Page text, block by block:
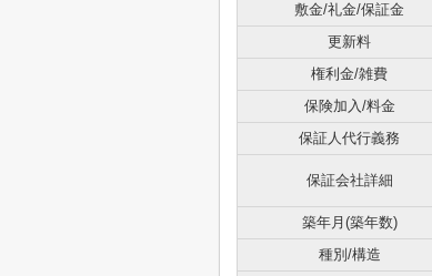
敷金/礼金/保証金
更新料
権利金/雑費
保険加入/料金
保証人代行義務
保証会社詳細
築年月(築年数)
種別/構造